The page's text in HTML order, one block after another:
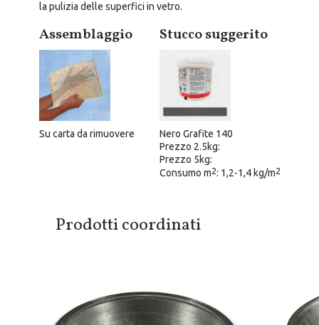
la pulizia delle superfici in vetro.
Assemblaggio
Su carta da rimuovere
Stucco suggerito
Nero Grafite 140
Prezzo 2.5kg:
Prezzo 5kg:
Consumo m2: 1,2-1,4 kg/m2
Prodotti coordinati